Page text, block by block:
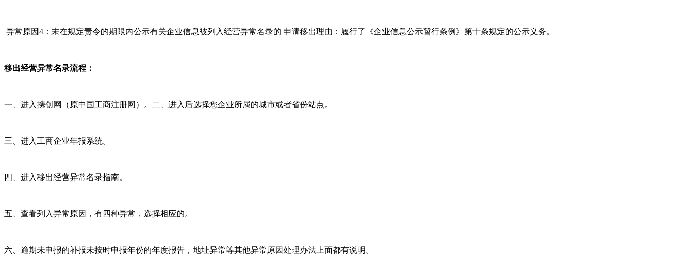
异常原因4：未在规定责令的期限内公示有关企业信息被列入经营异常名录的 申请移出理由：履行了《企业信息公示暂行条例》第十条规定的公示义务。
移出经营异常名录流程：
一、进入携创网（原中国工商注册网）。二、进入后选择您企业所属的城市或者省份站点。
三、进入工商企业年报系统。
四、进入移出经营异常名录指南。
五、查看列入异常原因，有四种异常，选择相应的。
六、逾期未申报的补报未按时申报年份的年度报告，地址异常等其他异常原因处理办法上面都有说明。